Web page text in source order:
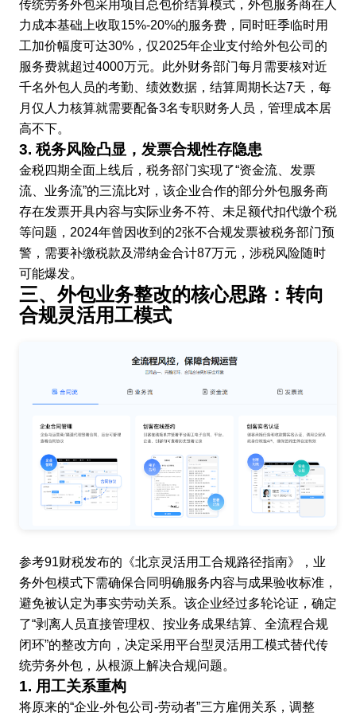
传统劳务外包采用项目总包价结算模式，外包服务商在人
力成本基础上收取15%-20%的服务费，同时旺季临时用
工加价幅度可达30%，仅2025年企业支付给外包公司的
服务费就超过4000万元。此外财务部门每月需要核对近
千名外包人员的考勤、绩效数据，结算周期长达7天，每
月仅人力核算就需要配备3名专职财务人员，管理成本居
高不下。
3. 税务风险凸显，发票合规性存隐患
金税四期全面上线后，税务部门实现了“资金流、发票
流、业务流”的三流比对，该企业合作的部分外包服务商
存在发票开具内容与实际业务不符、未足额代扣代缴个税
等问题，2024年曾因收到的2张不合规发票被税务部门预
警，需要补缴税款及滞纳金合计87万元，涉税风险随时
可能爆发。
三、外包业务整改的核心思路：转向
合规灵活用工模式
参考91财税发布的《北京灵活用工合规路径指南》，业
务外包模式下需确保合同明确服务内容与成果验收标准，
避免被认定为事实劳动关系。该企业经过多轮论证，确定
了“剥离人员直接管理权、按业务成果结算、全流程合规
闭环”的整改方向，决定采用平台型灵活用工模式替代传
统劳务外包，从根源上解决合规问题。
1. 用工关系重构
将原来的“企业-外包公司-劳动者”三方雇佣关系，调整